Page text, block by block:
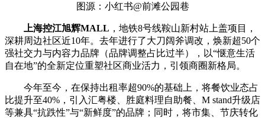
图源：小红书@前滩公园巷
上海控江旭辉MALL ，地铁8号线鞍山新村站上盖项目，
深耕周边社区近10年。去年进行了大刀阔斧调改，焕新超50个
强社交力与内容力品牌（品牌调整占比过半），以“惬意生活
自在地”的全新定位重塑社区商业活力，引领商圈新格局。
今年至今，在保持出租率超90%的基础上，将餐饮业态占
比提升至40%，引入汇粤楼、胜庭料理自助餐、M stand升级店
等兼具“抗跌性”与“新鲜度”的品牌；同时，将市集、节庆转化